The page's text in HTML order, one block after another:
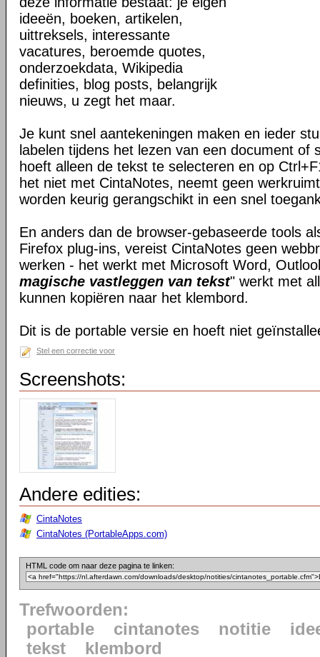
ideeën, boeken, artikelen,
uittreksels, interessante
vacatures, beroemde quotes,
onderzoekdata, Wikipedia
definities, blog posts, belangrijk
nieuws, u zegt het maar.
Je kunt snel aantekeningen maken en ieder
labelen tijdens het lezen van een document of
hoeft alleen de tekst te selecteren en op
het niet met CintaNotes, neemt geen
worden keurig gerangschikt in een snel
En anders dan de browser-gebaseerde tools
Firefox plug-ins, vereist CintaNotes geen
werken - het werkt met Microsoft Word,
magische vastleggen van tekst" werkt met
kunnen kopiëren naar het klembord.
Dit is de portable versie en hoeft niet
Stel een correctie voor
Screenshots:
Andere edities:
CintaNotes
CintaNotes (PortableApps.com)
HTML code om naar deze pagina te linken:
Trefwoorden:
portable
cintanotes notitie
tekst
klembord